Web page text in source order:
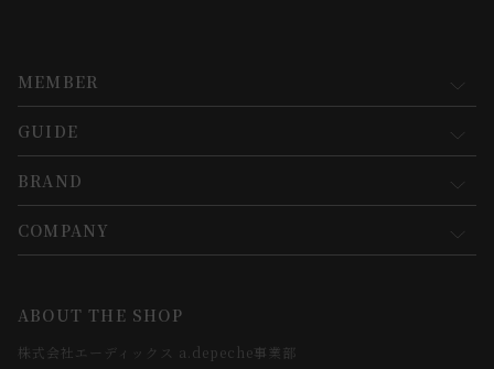
MEMBER
マイページ
新規会員登録
会員規約について
GUIDE
お買い物ガイド
会員登録について
お支払方法について
お届けについて
BRAND
コンセプト
webカタログ
COMPANY
ABOUT THE SHOP
株式会社エーディックス a.depeche事業部